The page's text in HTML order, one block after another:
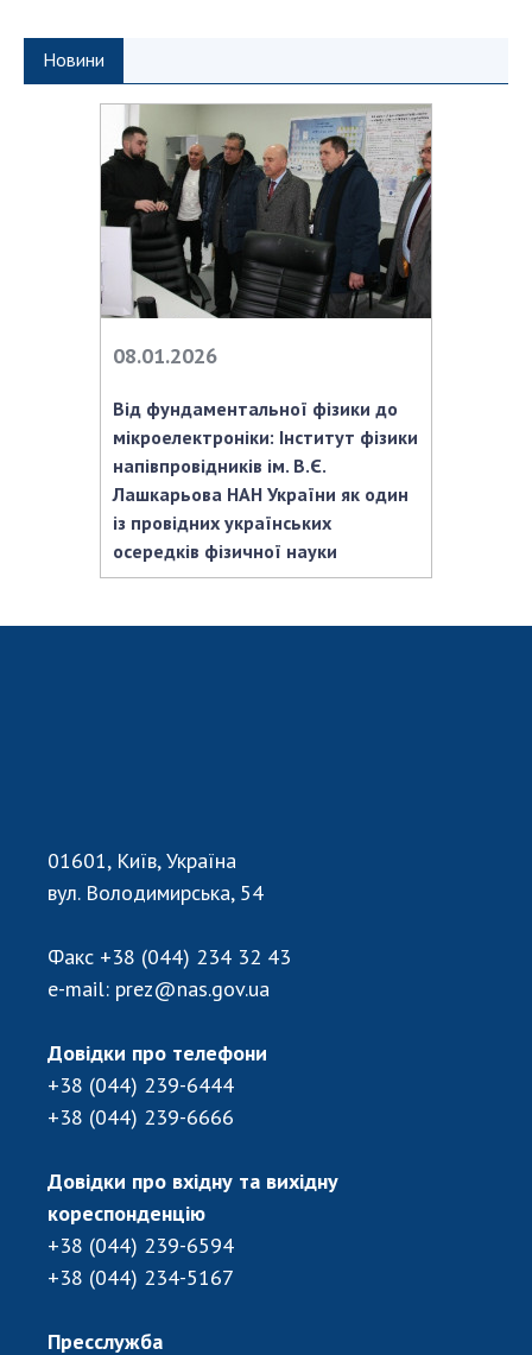
трансфер технологій в наукових установах
Наукові об'єкти, що становлять національне
надбання
Центри колективного користування
науковими приладами НАН України
Оцінювання ефективності діяльності
наукових установ
Конкурси наукових досліджень НАН України
Відкрита наука в НАН України
Робота з молоддю
МІЖНАРОДНЕ СПІВРОБІТНИЦТВО
Членство в міжнародних організаціях
Міжнародні угоди
Міжнародні програми та конкурси
ДОКУМЕНТИ
ЗАСІДАННЯ ПРЕЗИДІЇ НАН УКРАЇНИ
МЕДІА ПРО НАС
КОНТАКТИ
ПРОФСПІЛКА НАН УКРАЇНИ
КАБІНЕТ
Новини
08.01.2026
Від фундаментальної фізики до
мікроелектроніки: Інститут фізики
напівпровідників ім. В.Є.
Лашкарьова НАН України як один
із провідних українських
осередків фізичної науки
01601, Київ, Україна
вул. Володимирська, 54
Факс +38 (044) 234 32 43
e-mail: prez@nas.gov.ua
Довідки про телефони
+38 (044) 239-6444
+38 (044) 239-6666
Довідки про вхідну та вихідну
кореспонденцію
+38 (044) 239-6594
+38 (044) 234-5167
Пресслужба